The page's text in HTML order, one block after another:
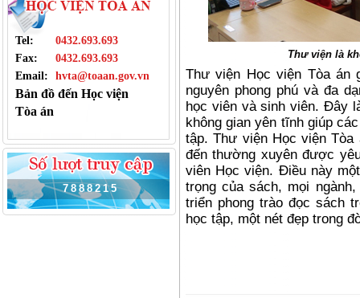
Tel:
0432.693.693
Fax:
0432.693.693
Email:
hvta@toaan.gov.vn
Bản đồ đến Học viện
Tòa án
7 8 8 8 2 1 5
Thư viện là
Thư viện Học viện Tòa án
nguyên phong phú và đa
học viên và sinh viên. Đây
không gian yên tĩnh giúp
tập. Thư viện Học viện
đến thường xuyên được
viên Học viện. Điều này
trọng của sách, mọi
triển phong trào đọc sách
học tập, một nét đẹp trong